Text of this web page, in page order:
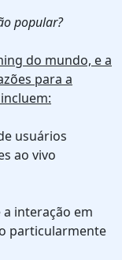
popular?
do mundo, e a
para a
usuários
ao vivo
interação em
particularmente